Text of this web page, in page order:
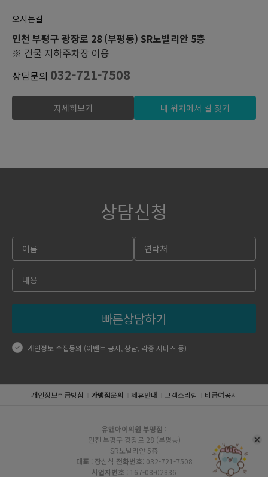
오시는길
인천 부평구 광장로 28 (부평동) SR노빌리안 5층
※ 건물 지하주차장 이용
상담문의 032-721-7508
자세히보기 내 위치에서 길 찾기
상담신청
빠른상담하기
개인정보 수집동의 (이벤트 공지, 상담, 각종 서비스 등)
개인정보취급방침 가맹점문의 제휴안내 고객소리함 비급여공지
유앤아이의원 부평점 :
인천 부평구 광장로 28 (부평동)
SR노빌리안 5층
대표 : 장심석 전화번호: 032-721-7508
사업자번호 : 167-08-02836